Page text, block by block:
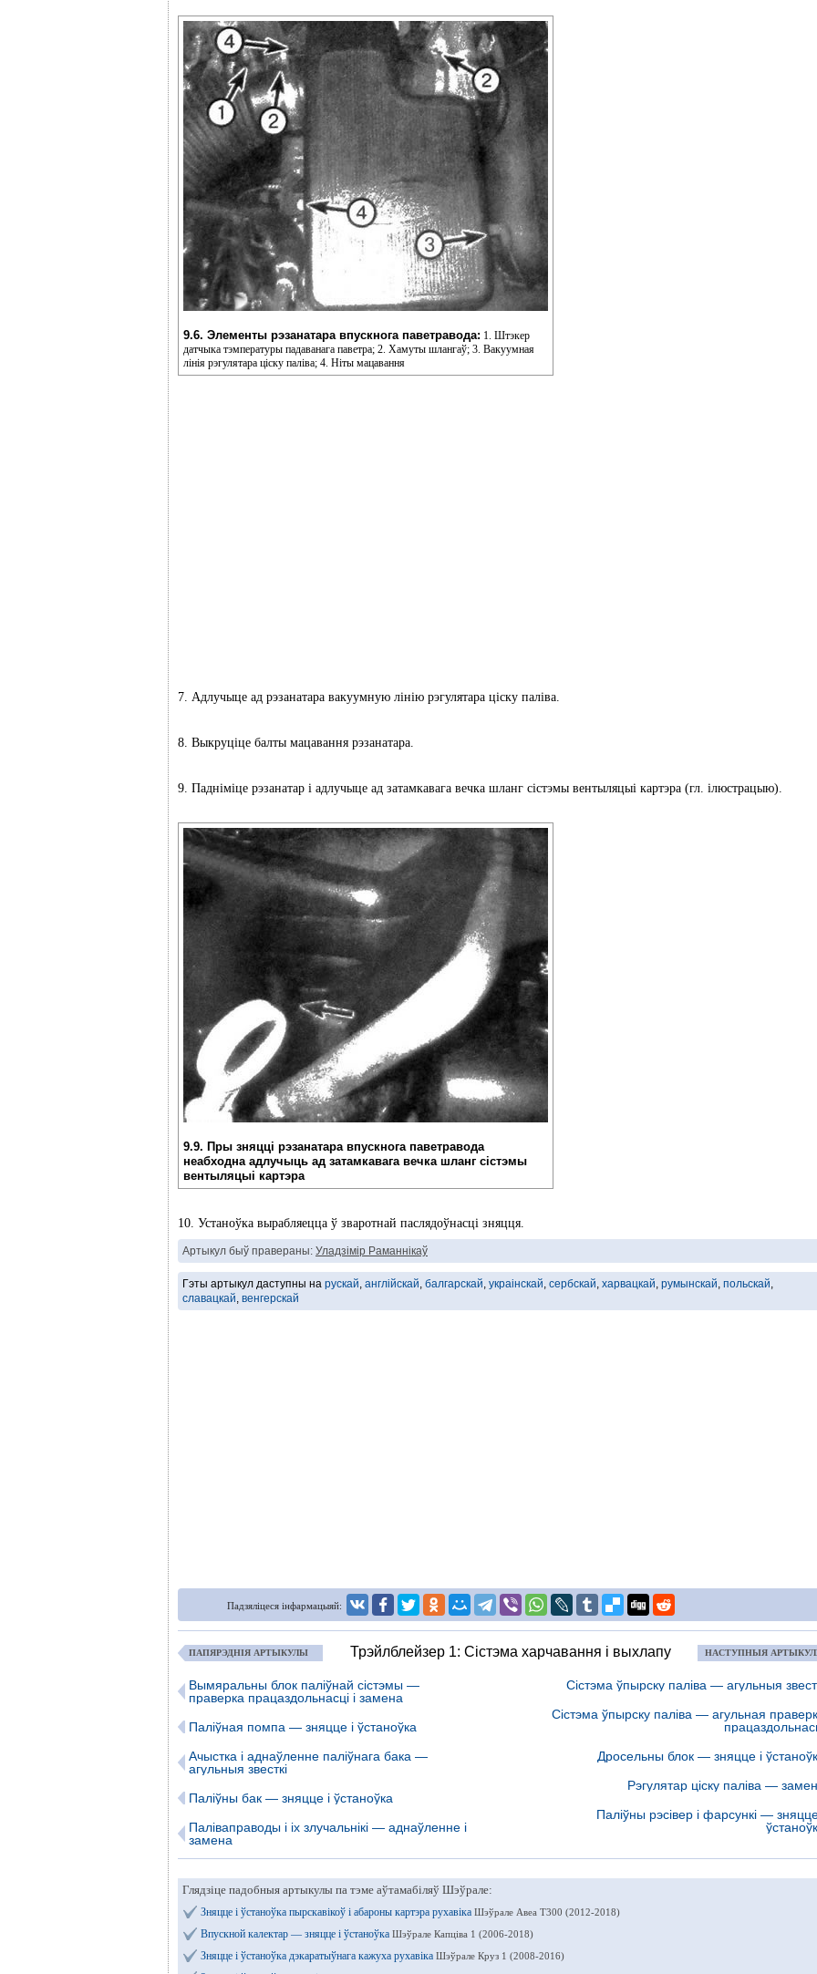
9.6. Элементы рэзанатара впускнога паветравода: 1. Штэкер
датчыка тэмпературы падаванага паветра; 2. Хамуты шлангаў; 3. Вакуумная
лінія рэгулятара ціску паліва; 4. Ніты мацавання
7. Адлучыце ад рэзанатара вакуумную лінію рэгулятара ціску паліва.
8. Выкруціце балты мацавання рэзанатара.
9. Падніміце рэзанатар і адлучыце ад затамкавага вечка шланг сістэмы вентыляцыі картэра (гл. ілюстрацыю).
9.9. Пры зняцці рэзанатара впускнога паветравода
неабходна адлучыць ад затамкавага вечка шланг сістэмы
вентыляцыі картэра
10. Устаноўка вырабляецца ў зваротнай паслядоўнасці зняцця.
Артыкул быў правераны: Уладзімір Раманнікаў
Гэты артыкул даступны на рускай, англійскай, балгарскай, украінскай, сербскай, харвацкай, румынскай, польскай,
славацкай, венгерскай
Падзяліцеся інфармацыяй:
ПАПЯРЭДНІЯ АРТЫКУЛЫ Трэйлблейзер 1: Сістэма харчавання і выхлапу НАСТУПНЫЯ
Вымяральны блок паліўнай сістэмы —
праверка працаздольнасці і замена
Паліўная помпа — зняцце і ўстаноўка
Ачыстка і аднаўленне паліўнага бака —
агульныя звесткі
Паліўны бак — зняцце і ўстаноўка
Паліваправоды і іх злучальнікі — аднаўленне і
замена
Сістэма ўпырску паліва — агульныя
Сістэма ўпырску паліва — агульная
Дросельны блок — зняцце і
Рэгулятар ціску паліва —
Паліўны рэсівер і фарсункі —
Глядзіце падобныя артыкулы па тэме аўтамабіляў Шэўрале:
Зняцце і ўстаноўка пырскавікоў і абароны картэра рухавіка Шэўрале Авеа Т300 (2012-2018)
Впускной калектар — зняцце і ўстаноўка Шэўрале Капціва 1 (2006-2018)
Зняцце і ўстаноўка дэкаратыўнага кажуха рухавіка Шэўрале Круз 1 (2008-2016)